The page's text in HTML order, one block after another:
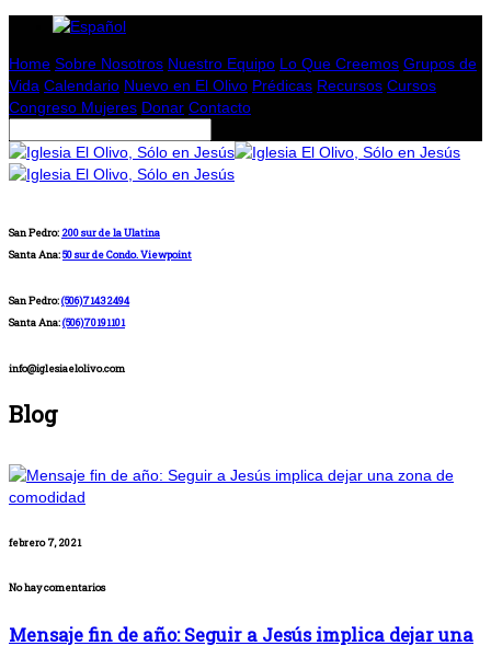
Home Sobre Nosotros Nuestro Equipo Lo Que Creemos Grupos de
Vida Calendario Nuevo en El Olivo Prédicas Recursos Cursos
Congreso Mujeres Donar Contacto
San Pedro: 200 sur de la Ulatina
Santa Ana:50 sur de Condo. Viewpoint
San Pedro:(506)71432494
Santa Ana:(506)70191101
info@iglesiaelolivo.com
Blog
febrero 7, 2021
No hay comentarios
Mensaje fin de año: Seguir a Jesús implica dejar una